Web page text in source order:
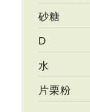
砂糖
D
水
片栗粉